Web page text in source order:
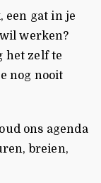
een gat in je
werken?
het zelf te
nog nooit
ons agenda
breien,